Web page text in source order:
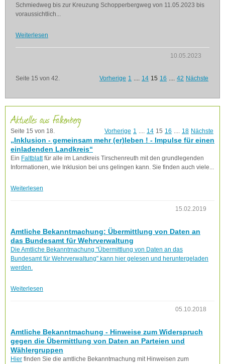
Schmiedweg bis zur Kreuzung Schopperbergweg von 11.05.2023 bis
voraussichtlich...
Weiterlesen
10.05.2023
Seite 15 von 42. Vorherige 1 .... 14 15 16 .... 42 Nächste
Aktuelles aus Falkenberg
Seite 15 von 18. Vorherige 1 .... 14 15 16 .... 18 Nächste
„Inklusion - gemeinsam mehr (er)leben ! - Impulse für einen
einladenden Landkreis“
Ein Faltblattfür alle im Landkreis Tirschenreuth mit den grundlegenden
Informationen, wie Inklusion bei uns gelingen kann. Sie finden auch viele...
Weiterlesen
15.02.2019
Amtliche Bekanntmachung: Übermittlung von Daten an
das Bundesamt für Wehrverwaltung
Die Amtliche Bekanntmachung "Übermittlung von Daten an das
Bundesamt für Wehrverwaltung" kann hier gelesen und heruntergeladen
werden.
Weiterlesen
05.10.2018
Amtliche Bekanntmachung - Hinweise zum Widerspruch
gegen die Übermittlung von Daten an Parteien und
Wählergruppen
Hier finden Sie die amtliche Bekanntmachung mit Hinweisen zum